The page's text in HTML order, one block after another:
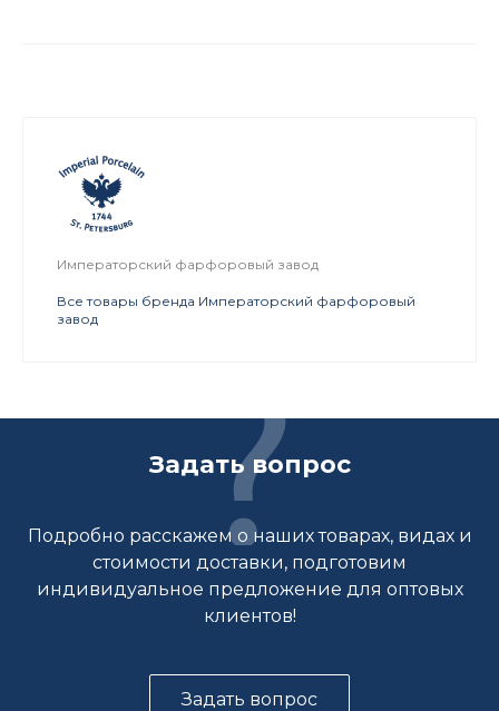
Императорский фарфоровый завод
Все товары бренда Императорский фарфоровый
завод
Задать вопрос
Подробно расскажем о наших товарах, видах и
стоимости доставки, подготовим
индивидуальное предложение для оптовых
клиентов!
Задать вопрос